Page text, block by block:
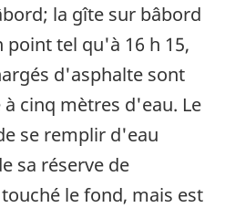
la gîte sur bâbord
point tel qu'à 16 h 15,
d'asphalte sont
cinq mètres d'eau. Le
se remplir d'eau
sa réserve de
le fond, mais est